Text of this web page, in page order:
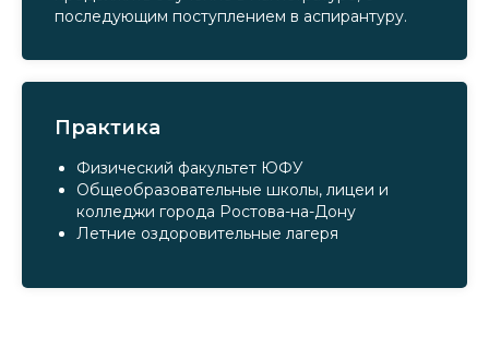
последующим поступлением в аспирантуру.
Практика
Физический факультет ЮФУ
Общеобразовательные школы, лицеи и
колледжи города Ростова-на-Дону
Летние оздоровительные лагеря